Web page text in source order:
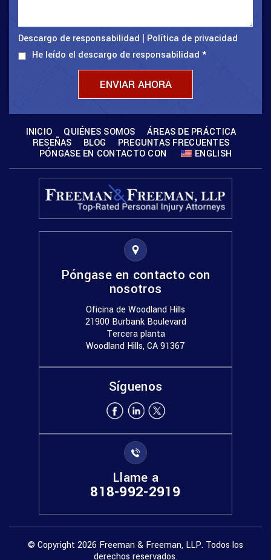
Descargo de responsabilidad
Política de privacidad
He leído el descargo de responsabilidad *
INICIO QUIÉNES SOMOS
ÁREAS DE PRÁCTICA
RESEÑAS
BLOG
PREGUNTAS FRECUENTES
PÓNGASE EN CONTACTO CON
ENGLISH
Póngase en contacto con
nosotros
Oficina de Woodland Hills
21900 Burbank Boulevard
Tercera planta
Woodland Hills, CA 91367
Síguenos
Llame a
818-992-2919
© Copyright 2026 Freeman & Freeman, LLP. Todos los
derechos reservados.